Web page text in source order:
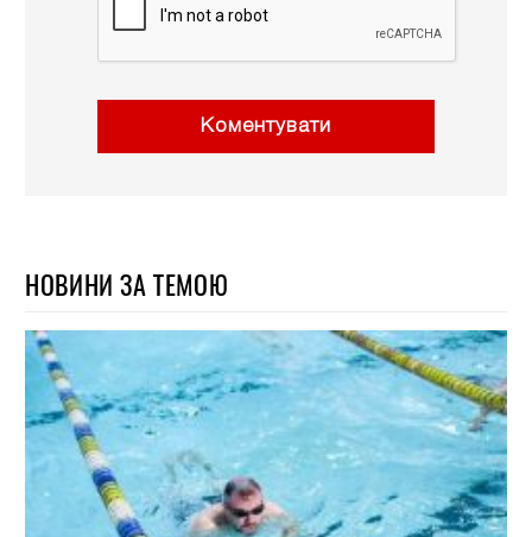
Коментувати
НОВИНИ ЗА ТЕМОЮ